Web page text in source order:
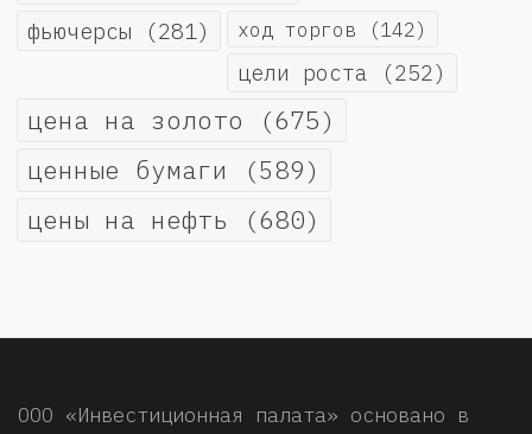
фьючерсы (281) ход торгов (142)
цели роста (252)
цена на золото (675)
ценные бумаги (589)
цены на нефть (680)
ООО «Инвестиционная палата» основано в